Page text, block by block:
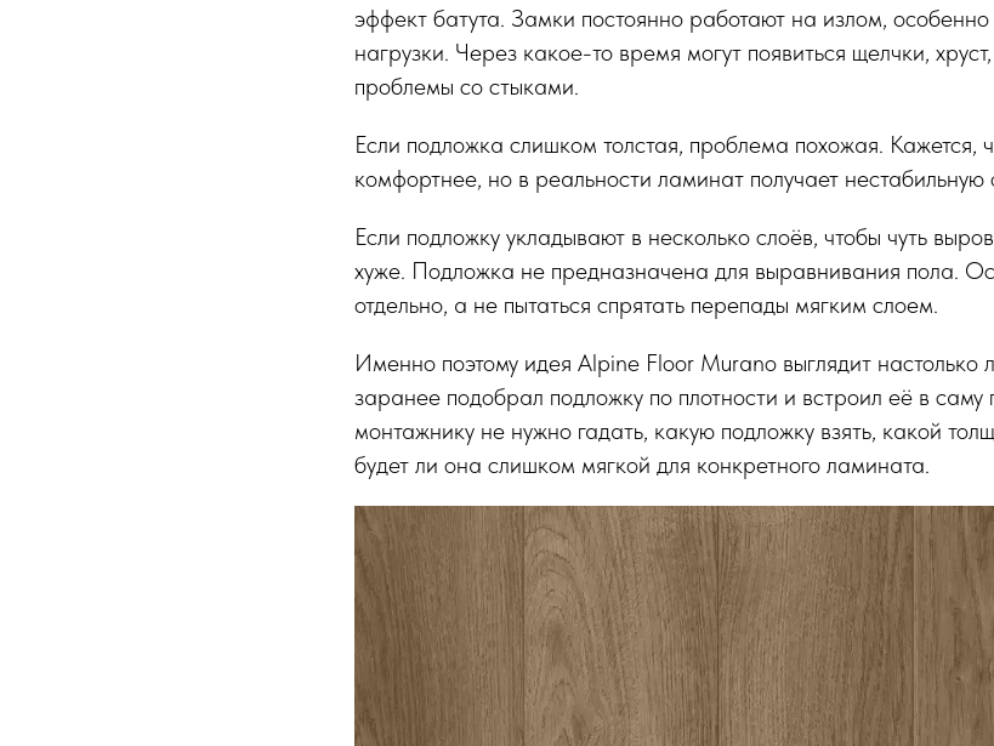
эффект батута. Замки постоянно работают на излом,
нагрузки. Через какое-то время могут появиться щелчки,
проблемы со стыками.
Если подложка слишком толстая, проблема похожая. Кажется,
комфортнее, но в реальности ламинат получает нестабильную
Если подложку укладывают в несколько слоёв, чтобы чуть
хуже. Подложка не предназначена для выравнивания пола.
отдельно, а не пытаться спрятать перепады мягким слоем.
Именно поэтому идея Alpine Floor Murano выглядит настолько
заранее подобрал подложку по плотности и встроил её в саму
монтажнику не нужно гадать, какую подложку взять, какой
будет ли она слишком мягкой для конкретного ламината.